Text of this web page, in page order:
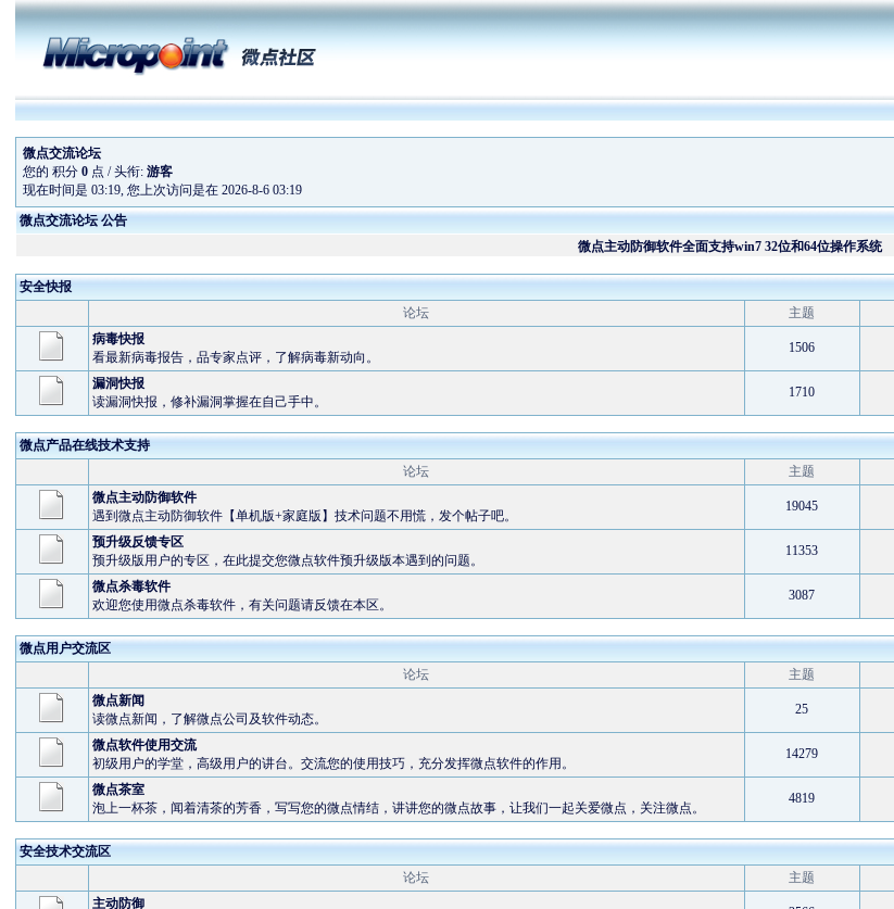
微点交流论坛
您的 积分 0点 / 头衔: 游客
现在时间是 03:19, 您上次访问是在 2026-8-6 03:19
微点交流论坛 公告
微点主动防御软件全面支持win7 32位和64位操作系统
微点软件为奥运会、残奥会开闭幕式作出突出贡献(2008-
11-4)
(2005-12-1)
安全快报
论坛
主题
病毒快报
看最新病毒报告，品专家点评，了解病毒新动向。
1506
漏洞快报
读漏洞快报，修补漏洞掌握在自己手中。
1710
微点产品在线技术支持
论坛
主题
微点主动防御软件
遇到微点主动防御软件【单机版+家庭版】技术问题不用慌，发个帖子吧。
19045
预升级反馈专区
预升级版用户的专区，在此提交您微点软件预升级版本遇到的问题。
11353
微点杀毒软件
欢迎您使用微点杀毒软件，有关问题请反馈在本区。
3087
微点用户交流区
论坛
主题
微点新闻
读微点新闻，了解微点公司及软件动态。
25
微点软件使用交流
初级用户的学堂，高级用户的讲台。交流您的使用技巧，充分发挥微点软件的作用。
14279
微点茶室
泡上一杯茶，闻着清茶的芳香，写写您的微点情结，讲讲您的微点故事，让我们一起关爱微点，关注微点。
4819
安全技术交流区
论坛
主题
主动防御